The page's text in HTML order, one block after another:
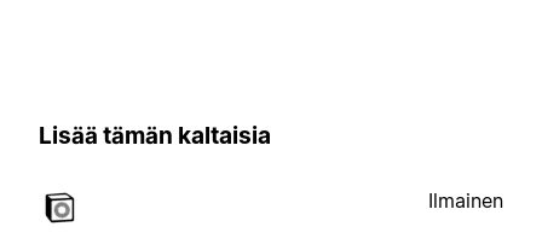
Lisää tämän kaltaisia
Ilmainen